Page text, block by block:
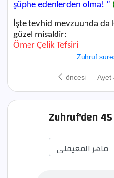
şüphe edenlerden olma! ”
İşte tevhid mevzuunda da
güzel misaldir:
Ömer Çelik Tefsiri
Zuhruf
öncesi Ayet
Zuhruf'den